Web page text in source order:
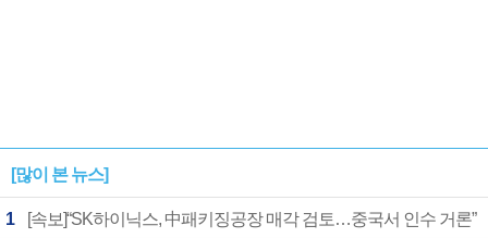
[많이 본 뉴스]
1 [속보]“SK하이닉스, 中패키징공장 매각 검토…중국서 인수 거론”